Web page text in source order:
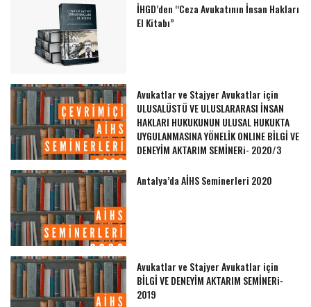
İHGD’den “Ceza Avukatının İnsan Hakları
El Kitabı”
Avukatlar ve Stajyer Avukatlar için
ULUSALÜSTÜ VE ULUSLARARASI İNSAN
HAKLARI HUKUKUNUN ULUSAL HUKUKTA
UYGULANMASINA YÖNELİK ONLINE BİLGİ VE
DENEYİM AKTARIM SEMİNERi- 2020/3
Antalya’da AİHS Seminerleri 2020
Avukatlar ve Stajyer Avukatlar için
BİLGİ VE DENEYİM AKTARIM SEMİNERi-
2019